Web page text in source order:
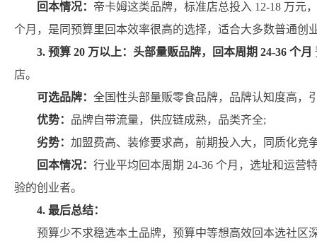
回本情况： 帝卡姆这类品牌，标准店总投入 12-18 万元
个月，是同预算里回本效率很高的选择，适合大多数普通创
3. 预算 20 万以上：头部量贩品牌，回本周期 24-36 个月
店。
可选品牌： 全国性头部量贩零食品牌，品牌认知度高，
优势： 品牌自带流量，供应链成熟，品类齐全;
劣势： 加盟费高、装修要求高，前期投入大，同质化竞
回本情况： 行业平均回本周期 24-36 个月，选址和运营
验的创业者。
4. 最后总结：
预算少不求稳选本土品牌，预算中等想高效回本选社区